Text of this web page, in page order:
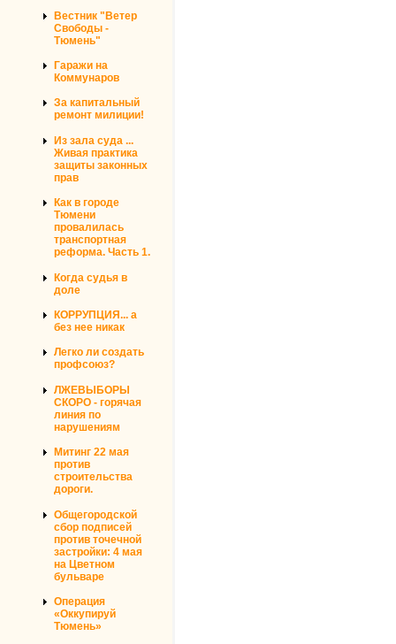
Вестник "Ветер
Свободы -
Тюмень"
Гаражи на
Коммунаров
За капитальный
ремонт милиции!
Из зала суда ...
Живая практика
защиты законных
прав
Как в городе
Тюмени
провалилась
транспортная
реформа. Часть 1.
Когда судья в
доле
КОРРУПЦИЯ... а
без нее никак
Легко ли создать
профсоюз?
ЛЖЕВЫБОРЫ
СКОРО - горячая
линия по
нарушениям
Митинг 22 мая
против
строительства
дороги.
Общегородской
сбор подписей
против точечной
застройки: 4 мая
на Цветном
бульваре
Операция
«Оккупируй
Тюмень»